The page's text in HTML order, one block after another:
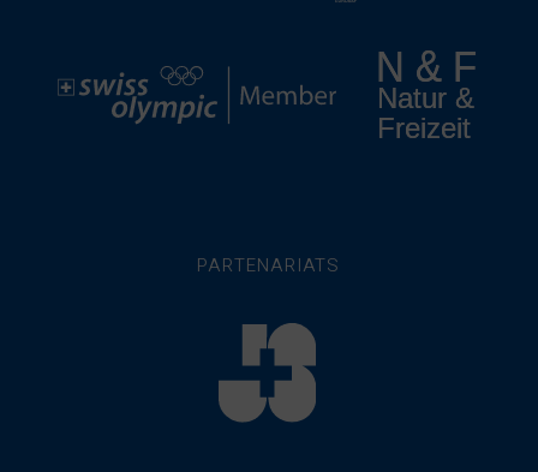
PARTENARIATS